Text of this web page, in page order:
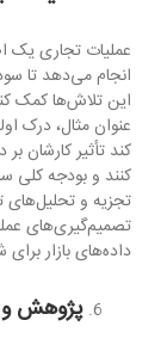
عملیات تجاری یک
انجام می‌دهد تا
این تلاش‌ها کمک
عنوان مثال، درک
کند تأثیر کارشان
کنند و بودجه کلی
تجزیه و تحلیل‌های
تصمیم‌گیری‌های
داده‌های بازار
پژوهش و